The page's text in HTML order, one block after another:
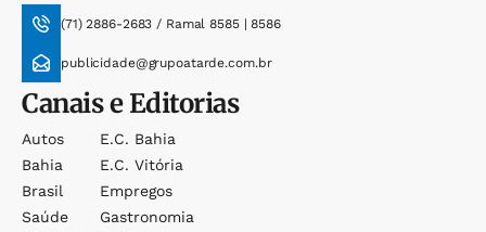
(71) 2886-2683 / Ramal 8585 | 8586
publicidade@grupoatarde.com.br
Canais e Editorias
Autos
Bahia
Brasil
Saúde
E.c. Bahia
E.c. Vitória
Empregos
Gastronomia